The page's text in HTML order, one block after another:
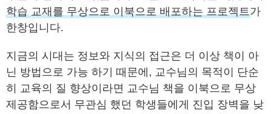
학습 교재를 무상으로 이북으로 배포하는 프로젝트가
한창입니다.
지금의 시대는 정보와 지식의 접근은 더 이상 책이 아
닌 방법으로 가능 하기 때문에, 교수님의 목적이 단순
히 교육의 질 향상이라면 교수님 책을 이북으로 무상
제공함으로서 무관심 했던 학생들에게 진입 장벽을 낮